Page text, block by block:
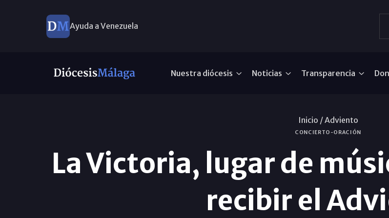
Ayuda a Venezuela
Nuestra diócesis Noticias Transparencia
Inicio /Adviento
CONCIERTO-ORACIÓN
La Victoria, lugar de
recibir el